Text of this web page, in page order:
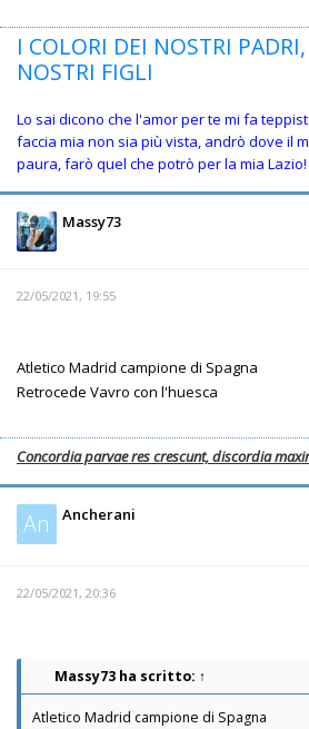
I COLORI DEI NOSTRI
NOSTRI FIGLI
Lo sai dicono che l'amor per te mi fa
faccia mia non sia più vista, andrò dove il
paura, farò quel che potrò per la mia Lazio!
Massy73
22/05/2021, 19:55
Atletico Madrid campione di Spagna
Retrocede Vavro con l'huesca
Concordia parvae res crescunt, discordia
An Ancherani
22/05/2021, 20:36
Massy73 ha scritto: ↑
Atletico Madrid campione di Spagna